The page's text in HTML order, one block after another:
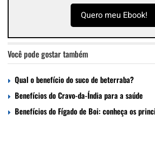
Quero meu Ebook!
Você pode gostar também
Qual o benefício do suco de beterraba?
Benefícios do Cravo-da-Índia para a saúde
Benefícios do Fígado de Boi: conheça os